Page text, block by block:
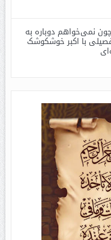
نمی‌خواهم دوباره به
با اکبر خوشکوشک